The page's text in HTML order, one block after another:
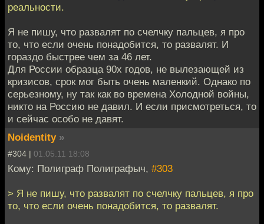
реальности.
Я не пишу, что развалят по счелчку пальцев, я про
то, что если очень понадобится, то развалят. И
гораздо быстрее чем за 46 лет.
Для России образца 90х годов, не вылезающей из
кризисов, срок мог быть очень маленкий. Однако по
серьезному, ну так как во времена Холодной войны,
никто на Россию не давил. И если присмотреться, то
и сейчас особо не давят.
Noidentity »
#304 | 01.05.11 18:08
Кому: Полиграф Полиграфыч, #303
> Я не пишу, что развалят по счелчку пальцев, я про
то, что если очень понадобится, то развалят.